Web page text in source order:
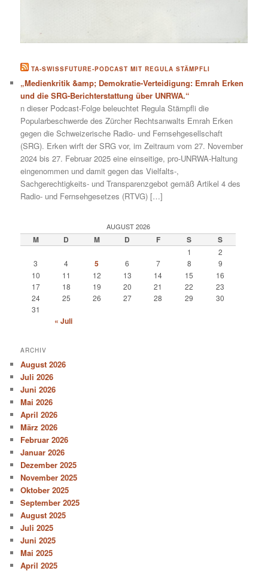
TA-SWISSFUTURE-PODCAST MIT REGULA STÄMPFLI
„Medienkritik &amp; Demokratie-Verteidigung: Emrah Erken
und die SRG-Berichterstattung über UNRWA.“
n dieser Podcast-Folge beleuchtet Regula Stämpfli die
Popularbeschwerde des Zürcher Rechtsanwalts Emrah Erken
gegen die Schweizerische Radio- und Fernsehgesellschaft
(SRG). Erken wirft der SRG vor, im Zeitraum vom 27. November
2024 bis 27. Februar 2025 eine einseitige, pro-UNRWA-Haltung
eingenommen und damit gegen das Vielfalts-,
Sachgerechtigkeits- und Transparenzgebot gemäß Artikel 4 des
Radio- und Fernsehgesetzes (RTVG) […]
AUGUST 2026
M D M D F S S
1
2
3
4 5 6 7 8
9
10
11 12 13 14 15
16
17
18 19 20 21 22
23
24
25 26 27 28 29
30
31
« Juli
ARCHIV
August 2026
Juli 2026
Juni 2026
Mai 2026
April 2026
März 2026
Februar 2026
Januar 2026
Dezember 2025
November 2025
Oktober 2025
September 2025
August 2025
Juli 2025
Juni 2025
Mai 2025
April 2025